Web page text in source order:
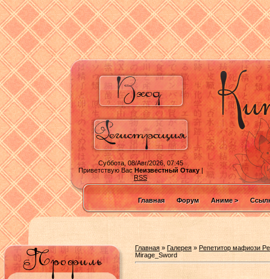
Суббота, 08/Авг/2026, 07:45
Приветствую ВасНеизвестный Отаку|
RSS
Главная Форум Аниме >
Главная » Галерея » Репетитор мафиози
Mirage_Sword